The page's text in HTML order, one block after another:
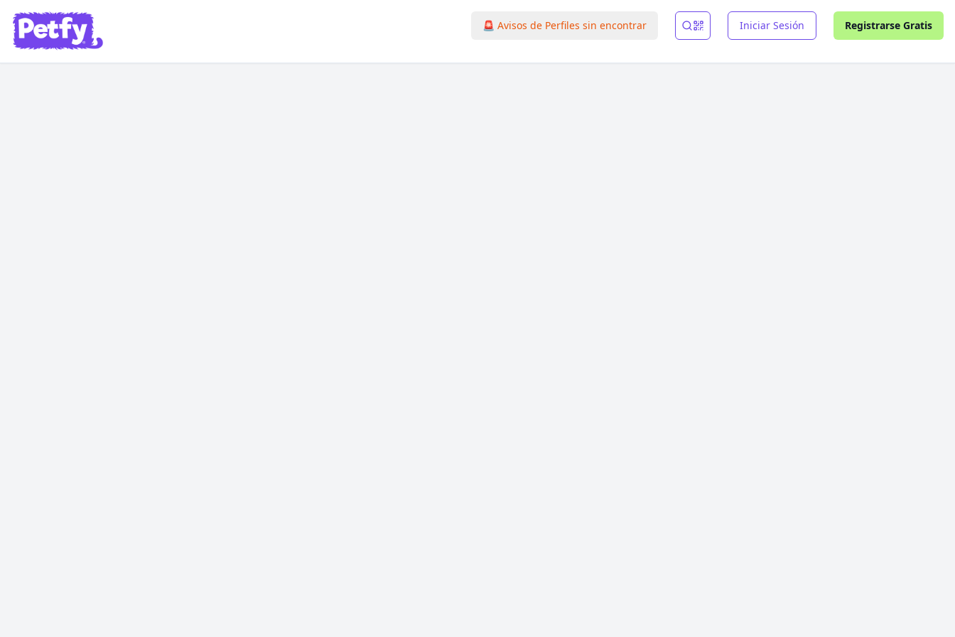
🚨 Avisos de Perfiles sin encontrar Iniciar Sesión Registrarse Gratis